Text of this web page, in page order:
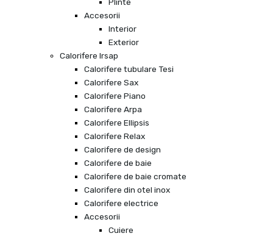
Plinte
Accesorii
Interior
Exterior
Calorifere Irsap
Calorifere tubulare Tesi
Calorifere Sax
Calorifere Piano
Calorifere Arpa
Calorifere Ellipsis
Calorifere Relax
Calorifere de design
Calorifere de baie
Calorifere de baie cromate
Calorifere din otel inox
Calorifere electrice
Accesorii
Cuiere